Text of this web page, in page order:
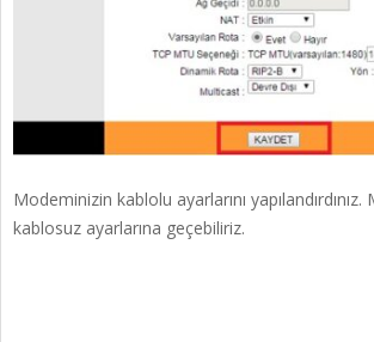
Modeminizin kablolu ayarlarını
kablosuz ayarlarına geçebiliriz.